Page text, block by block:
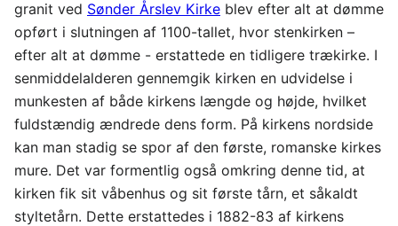
granit ved Sønder Årslev Kirke blev efter alt at dømme
opført i slutningen af 1100-tallet, hvor stenkirken –
efter alt at dømme - erstattede en tidligere trækirke. I
senmiddelalderen gennemgik kirken en udvidelse i
munkesten af både kirkens længde og højde, hvilket
fuldstændig ændrede dens form. På kirkens nordside
kan man stadig se spor af den første, romanske kirkes
mure. Det var formentlig også omkring denne tid, at
kirken fik sit våbenhus og sit første tårn, et såkaldt
styltetårn. Dette erstattedes i 1882-83 af kirkens